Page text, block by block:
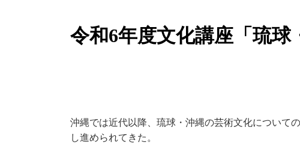
令和6年度文化講座「琉球
沖縄では近代以降、琉球・沖縄の芸術文化について
し進められてきた。